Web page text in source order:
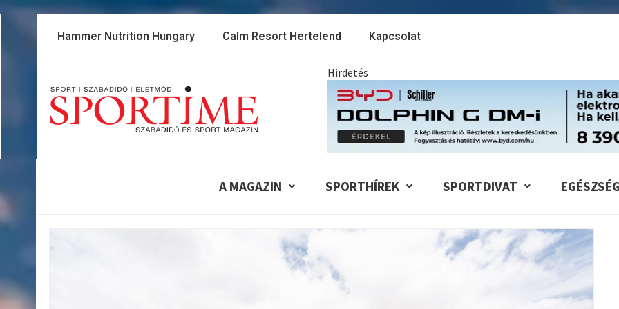
Skip
Hammer Nutrition Hungary Calm Resort Hertelend Kapcsolat
Hirdetés
A MAGAZIN SPORTHÍREK SPORTDIVAT EGÉSZSÉG